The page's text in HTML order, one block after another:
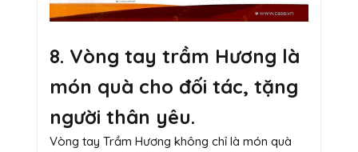
8. Vòng tay trầm Hương là
món quà cho đối tác, tặng
người thân yêu.
Vòng tay Trầm Hương không chỉ là món quà